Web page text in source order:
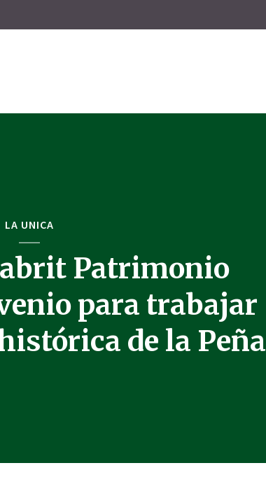
LA UNICA
Patrimonio
para trabajar
de la Peña